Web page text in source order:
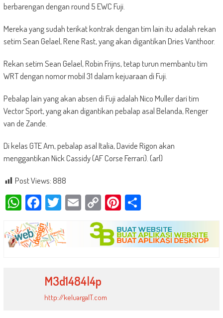
berbarengan dengan round 5 EWC Fuji.
Mereka yang sudah terikat kontrak dengan tim lain itu adalah rekan
setim Sean Gelael, Rene Rast, yang akan digantikan Dries Vanthoor.
Rekan setim Sean Gelael, Robin Frijns, tetap turun membantu tim
WRT dengan nomor mobil 31 dalam kejuaraan di Fuji.
Pebalap lain yang akan absen di Fuji adalah Nico Muller dari tim
Vector Sport, yang akan digantikan pebalap asal Belanda, Renger
van de Zande.
Di kelas GTE Am, pebalap asal Italia, Davide Rigon akan
menggantikan Nick Cassidy (AF Corse Ferrari). (arl)
Post Views:888
WhatsApp
Facebook
Twitter
EmailCopy
Link
Pinterest
Share
M3d1484l4p
http://keluargaIT.com